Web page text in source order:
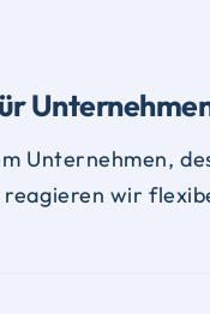
Unternehmen,
reagieren wir